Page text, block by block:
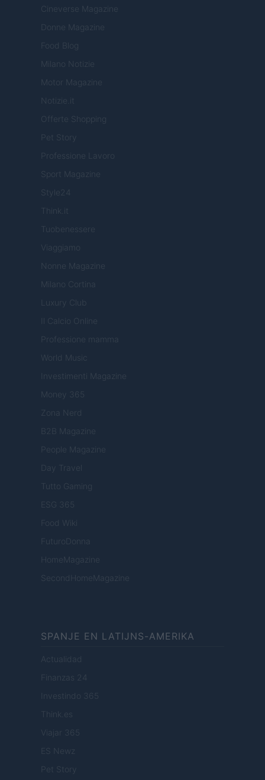
Cineverse Magazine
Donne Magazine
Food Blog
Milano Notizie
Motor Magazine
Notizie.it
Offerte Shopping
Pet Story
Professione Lavoro
Sport Magazine
Style24
Think.it
Tuobenessere
Viaggiamo
Nonne Magazine
Milano Cortina
Luxury Club
Il Calcio Online
Professione mamma
World Music
Investimenti Magazine
Money 365
Zona Nerd
B2B Magazine
People Magazine
Day Travel
Tutto Gaming
ESG 365
Food Wiki
FuturoDonna
HomeMagazine
SecondHomeMagazine
SPANJE EN LATIJNS-AMERIKA
Actualidad
Finanzas 24
Investindo 365
Think.es
Viajar 365
ES Newz
Pet Story